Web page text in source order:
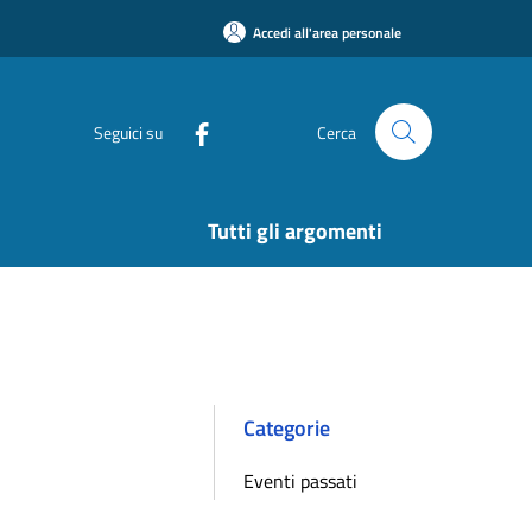
Accedi all'area personale
Seguici su Cerca
Tutti gli argomenti
Categorie
Eventi passati